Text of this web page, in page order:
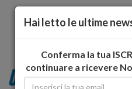
Hai letto le ultime
Conferma la tua
continuare a ricevere